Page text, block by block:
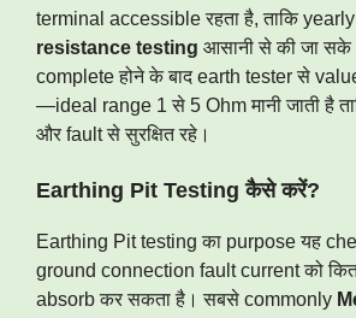
terminal accessible रहता है, ताकि yearly
resistance testing आसानी से की जा
complete होने के बाद earth tester से
—ideal range 1 से 5 Ohm मानी जाती है
और fault से सुरक्षित रहे।
Earthing Pit Testing कैसे करें?
Earthing Pit testing का purpose यह
ground connection fault current को
absorb कर सकता है। सबसे commonly